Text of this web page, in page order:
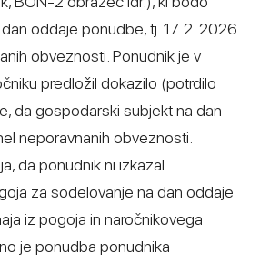
oddaje ponudbe, tj. 17. 2. 2026
obveznosti. Ponudnik je v
predložil dokazilo (potrdilo
da gospodarski subjekt na dan
neporavnanih obveznosti.
da ponudnik ni izkazal
za sodelovanje na dan oddaje
iz pogoja in naročnikovega
je ponudba ponudnika